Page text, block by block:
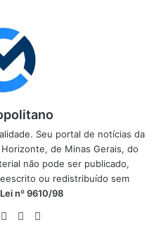
Seu portal de notícias da
de Minas Gerais, do
não pode ser publicado,
ou redistribuído sem
Lei nº 9610/98
Facebook
X YouTube